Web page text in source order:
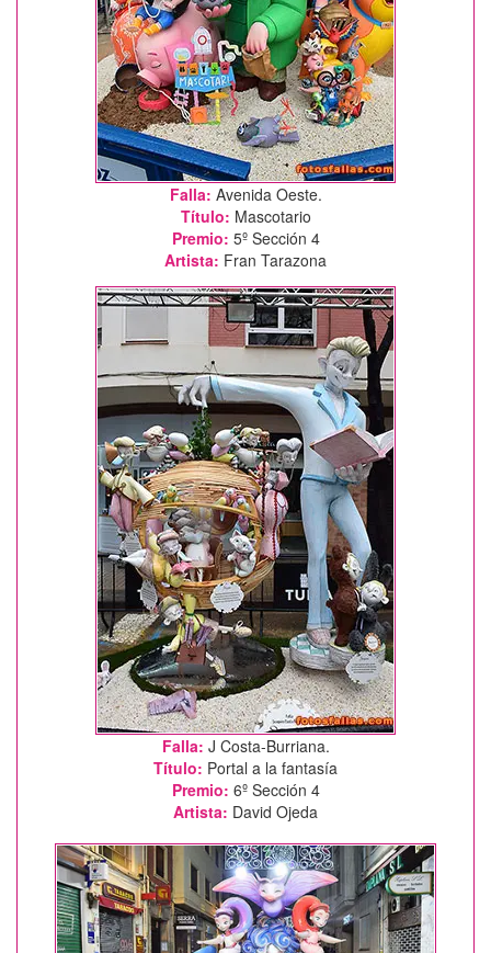
Falla: Avenida Oeste.
Título: Mascotario
Premio: 5º Sección 4
Artista: Fran Tarazona
Falla: J Costa-Burriana.
Título: Portal a la fantasía
Premio: 6º Sección 4
Artista: David Ojeda